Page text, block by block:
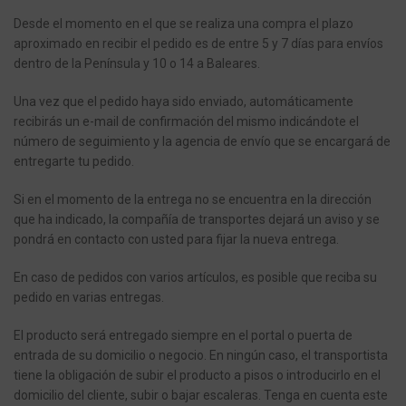
Desde el momento en el que se realiza una compra el plazo
aproximado en recibir el pedido es de entre 5 y 7 días para envíos
dentro de la Península y 10 o 14 a Baleares.
Una vez que el pedido haya sido enviado, automáticamente
recibirás un e-mail de confirmación del mismo indicándote el
número de seguimiento y la agencia de envío que se encargará de
entregarte tu pedido.
Si en el momento de la entrega no se encuentra en la dirección
que ha indicado, la compañía de transportes dejará un aviso y se
pondrá en contacto con usted para fijar la nueva entrega.
En caso de pedidos con varios artículos, es posible que reciba su
pedido en varias entregas.
El producto será entregado siempre en el portal o puerta de
entrada de su domicilio o negocio. En ningún caso, el transportista
tiene la obligación de subir el producto a pisos o introducirlo en el
domicilio del cliente, subir o bajar escaleras. Tenga en cuenta este